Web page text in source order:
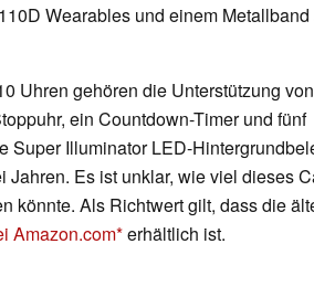
Wearables und einem Metallband
Uhren gehören die Unterstützung
ein Countdown-Timer und fünf
Super Illuminator LED-
Es ist unklar, wie viel dieses
könnte. Als Richtwert gilt, dass die
Amazon.com erhältlich ist.